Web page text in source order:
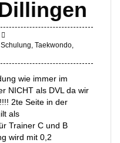
Schulung, Taekwondo,
wie immer im
NICHT als DVL da wir
2te Seite in der
als
Trainer C und B
wird mit 0,2